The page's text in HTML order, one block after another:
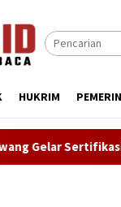
HUKRIM
Kompetensi